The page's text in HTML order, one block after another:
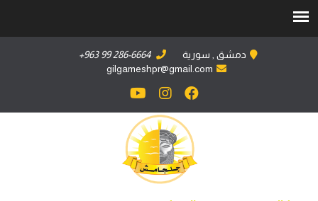
دمشق , سورية
+963 99 286-6664
gilgameshpr@gmail.com